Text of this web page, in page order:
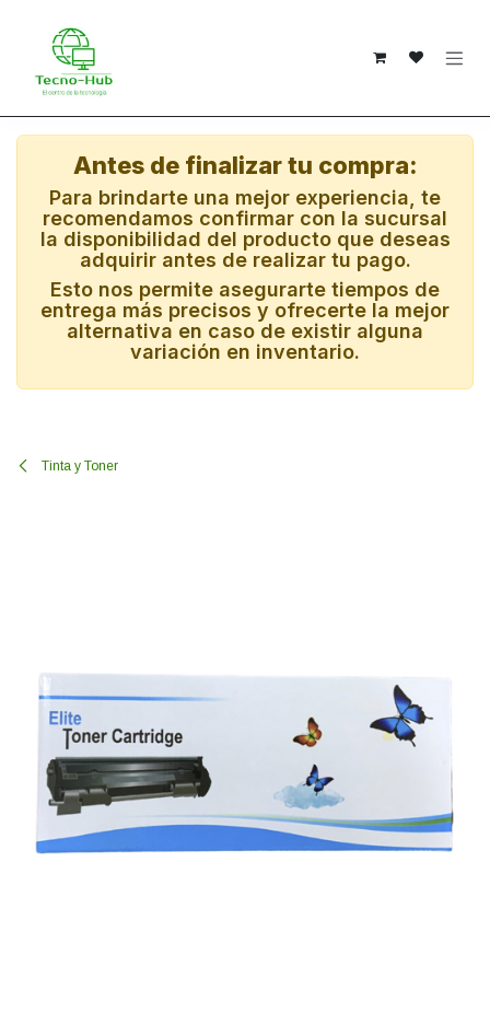
Antes de finalizar tu compra:
Para brindarte una mejor experiencia, te
recomendamos confirmar con la sucursal
la disponibilidad del producto que deseas
adquirir antes de realizar tu pago.
Esto nos permite asegurarte tiempos de
entrega más precisos y ofrecerte la mejor
alternativa en caso de existir alguna
variación en inventario.
Tinta y Toner